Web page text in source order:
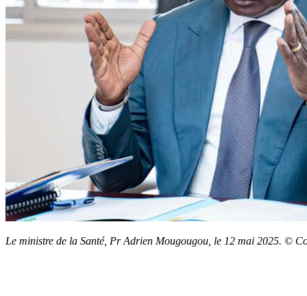
Le ministre de la Santé, Pr Adrien Mougougou, le 12 mai 2025. ©